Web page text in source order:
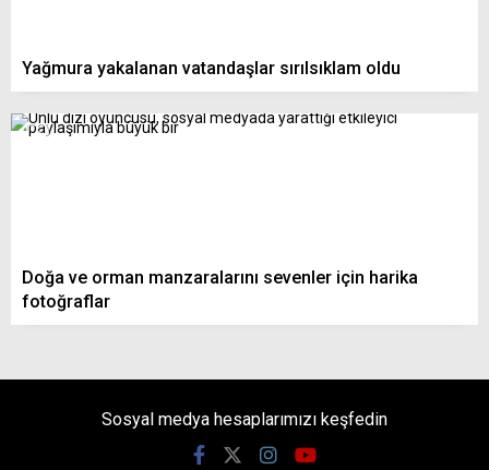
Yağmura yakalanan vatandaşlar sırılsıklam oldu
Doğa ve orman manzaralarını sevenler için harika
fotoğraflar
Sosyal medya hesaplarımızı keşfedin